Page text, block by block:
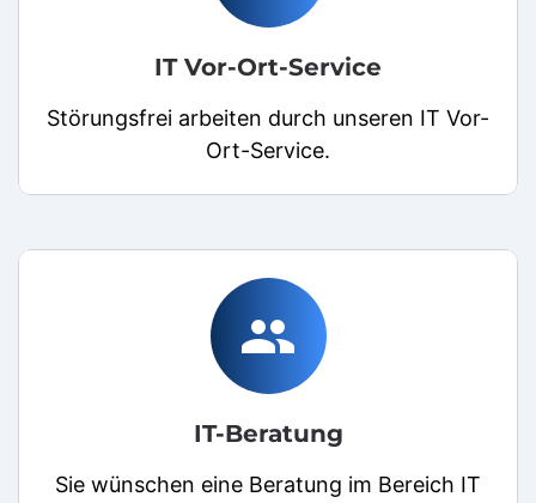
IT Vor-Ort-Service
Störungsfrei arbeiten durch unseren IT Vor-
Ort-Service.
people
IT-Beratung
Sie wünschen eine Beratung im Bereich IT